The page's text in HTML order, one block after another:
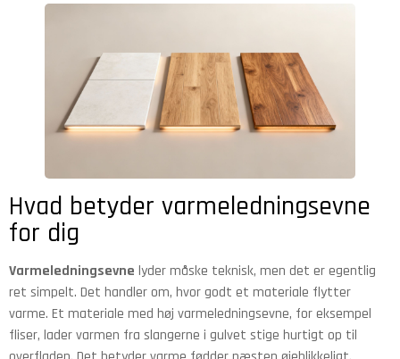
Hvad betyder varmeledningsevne
for dig
Varmeledningsevne lyder måske teknisk, men det er egentlig
ret simpelt. Det handler om, hvor godt et materiale flytter
varme. Et materiale med høj varmeledningsevne, for eksempel
fliser, lader varmen fra slangerne i gulvet stige hurtigt op til